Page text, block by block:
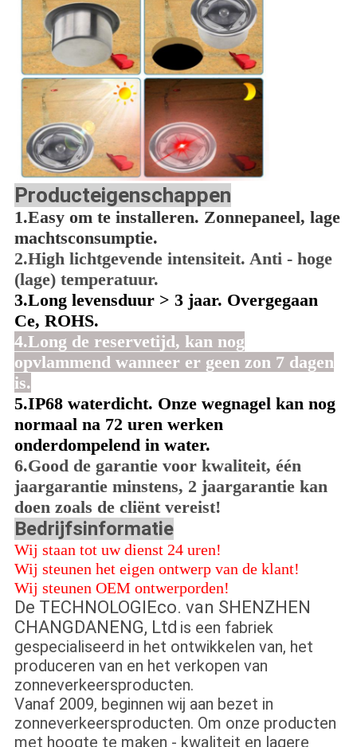
Producteigenschappen
1.Easy om te installeren. Zonnepaneel, lage
machtsconsumptie.
2.High lichtgevende intensiteit. Anti - hoge
(lage) temperatuur.
3.Long levensduur > 3 jaar. Overgegaan
Ce, ROHS.
4.Long de reservetijd, kan nog
opvlammend wanneer er geen zon 7 dagen
is.
5.IP68 waterdicht. Onze wegnagel kan nog
normaal na 72 uren werken
onderdompelend in water.
6.Good de garantie voor kwaliteit, één
jaargarantie minstens, 2 jaargarantie kan
doen zoals de cliënt vereist!
Bedrijfsinformatie
Wij staan tot uw dienst 24 uren!
Wij steunen het eigen ontwerp van de klant!
Wij steunen OEM ontwerporden!
De TECHNOLOGIEco. van SHENZHEN
CHANGDANENG, Ltd is een fabriek
gespecialiseerd in het ontwikkelen van, het
produceren van en het verkopen van
zonneverkeersproducten.
Vanaf 2009, beginnen wij aan bezet in
zonneverkeersproducten. Om onze producten
met hoogte te maken - kwaliteit en lagere